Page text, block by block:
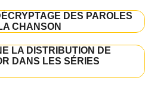
DES PAROLES
CHANSON
LA DISTRIBUTION DE
DANS LES SÉRIES